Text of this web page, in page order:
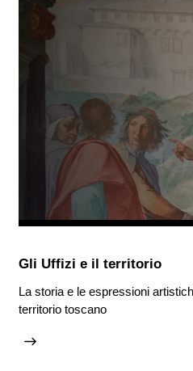
Gli Uffizi e il territorio
La storia e le espressioni
territorio toscano